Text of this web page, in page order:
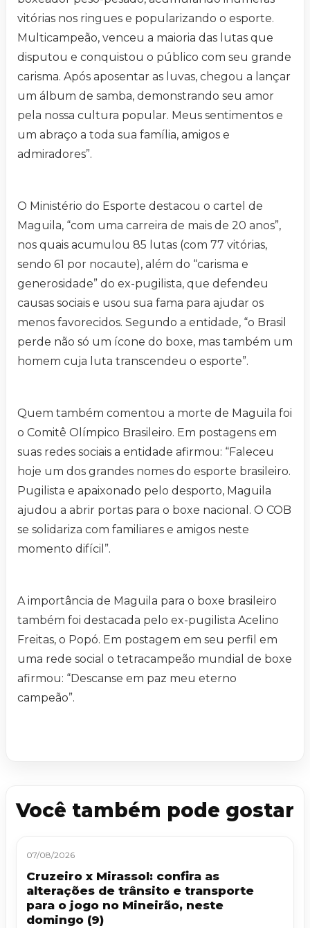
vitórias nos ringues e popularizando o esporte.
Multicampeão, venceu a maioria das lutas que
disputou e conquistou o público com seu grande
carisma. Após aposentar as luvas, chegou a lançar
um álbum de samba, demonstrando seu amor
pela nossa cultura popular. Meus sentimentos e
um abraço a toda sua família, amigos e
admiradores”.
O Ministério do Esporte destacou o cartel de
Maguila, “com uma carreira de mais de 20 anos”,
nos quais acumulou 85 lutas (com 77 vitórias,
sendo 61 por nocaute), além do “carisma e
generosidade” do ex-pugilista, que defendeu
causas sociais e usou sua fama para ajudar os
menos favorecidos. Segundo a entidade, “o Brasil
perde não só um ícone do boxe, mas também um
homem cuja luta transcendeu o esporte”.
Quem também comentou a morte de Maguila foi
o Comitê Olímpico Brasileiro. Em postagens em
suas redes sociais a entidade afirmou: “Faleceu
hoje um dos grandes nomes do esporte brasileiro.
Pugilista e apaixonado pelo desporto, Maguila
ajudou a abrir portas para o boxe nacional. O COB
se solidariza com familiares e amigos neste
momento difícil”.
A importância de Maguila para o boxe brasileiro
também foi destacada pelo ex-pugilista Acelino
Freitas, o Popó. Em postagem em seu perfil em
uma rede social o tetracampeão mundial de boxe
afirmou: “Descanse em paz meu eterno
campeão”.
Você também pode gostar
07/08/2026
Cruzeiro x Mirassol: confira as
alterações de trânsito e transporte
para o jogo no Mineirão, neste
domingo (9)